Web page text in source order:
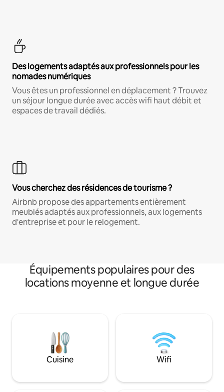
Des logements adaptés aux professionnels pour les
nomades numériques
Vous êtes un professionnel en déplacement ? Trouvez
un séjour longue durée avec accès wifi haut débit et
espaces de travail dédiés.
Vous cherchez des résidences de tourisme ?
Airbnb propose des appartements entièrement
meublés adaptés aux professionnels, aux logements
d'entreprise et pour le relogement.
Équipements populaires pour des
locations moyenne et longue durée
Cuisine Wifi